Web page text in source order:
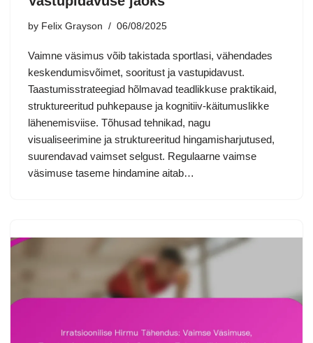
by Felix Grayson 06/08/2025
Vaimne väsimus võib takistada sportlasi, vähendades
keskendumisvõimet, sooritust ja vastupidavust.
Taastumisstrateegiad hõlmavad teadlikkuse praktikaid,
struktureeritud puhkepause ja kognitiiv-käitumuslikke
lähenemisviise. Tõhusad tehnikad, nagu
visualiseerimine ja struktureeritud hingamisharjutused,
suurendavad vaimset selgust. Regulaarne vaimse
väsimuse taseme hindamine aitab…